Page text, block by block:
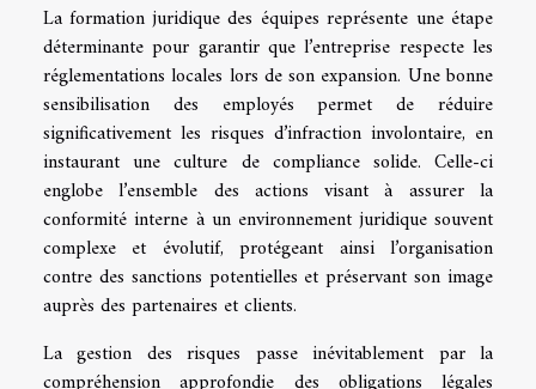
La formation juridique des équipes représente une étape
déterminante pour garantir que l’entreprise respecte les
réglementations locales lors de son expansion. Une bonne
sensibilisation des employés permet de réduire
significativement les risques d’infraction involontaire, en
instaurant une culture de compliance solide. Celle-ci
englobe l’ensemble des actions visant à assurer la
conformité interne à un environnement juridique souvent
complexe et évolutif, protégeant ainsi l’organisation
contre des sanctions potentielles et préservant son image
auprès des partenaires et clients.
La gestion des risques passe inévitablement par la